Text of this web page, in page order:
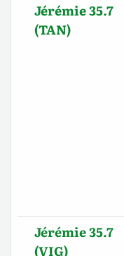
Jérémie 35.7
(TAN)
Jérémie 35.7
(VIG)